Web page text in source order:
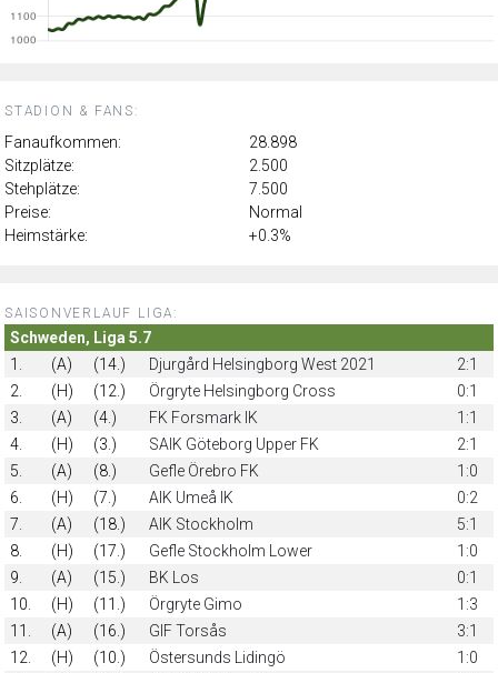
STADION & FANS:
Fanaufkommen:
28.898
Sitzplätze:
2.500
Stehplätze:
7.500
Preise:
Normal
Heimstärke:
+0.3%
SAISONVERLAUF LIGA:
Schweden, Liga 5.7
1.
(A) (14.) Djurgård Helsingborg West 2021
2:1
2.
(H) (12.) Örgryte Helsingborg Cross
0:1
3.
(A) (4.) FK Forsmark IK
1:1
4.
(H) (3.) SAIK Göteborg Upper FK
2:1
5.
(A) (8.) Gefle Örebro FK
1:0
6.
(H) (7.) AIK Umeå IK
0:2
7.
(A) (18.) AIK Stockholm
5:1
8.
(H) (17.) Gefle Stockholm Lower
1:0
9.
(A) (15.) BK Los
0:1
10.
(H) (11.) Örgryte Gimo
1:3
11.
(A) (16.) GIF Torsås
3:1
12.
(H) (10.) Östersunds Lidingö
1:0